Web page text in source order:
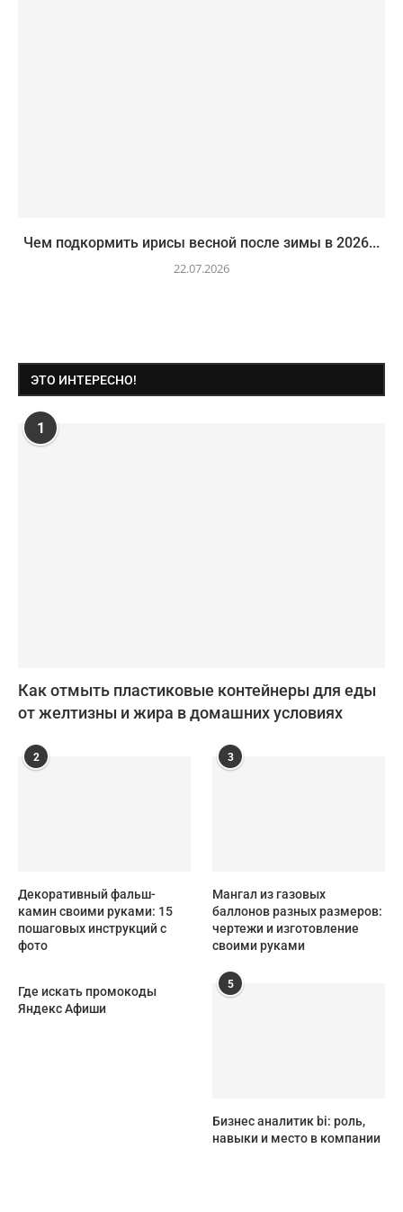
Чем подкормить ирисы весной после зимы в 2026...
22.07.2026
ЭТО ИНТЕРЕСНО!
1
Как отмыть пластиковые контейнеры для еды
от желтизны и жира в домашних условиях
2
Декоративный фальш-
камин своими руками: 15
пошаговых инструкций с
фото
3
Мангал из газовых
баллонов разных размеров:
чертежи и изготовление
своими руками
Где искать промокоды
Яндекс Афиши
5
Бизнес аналитик bi: роль,
навыки и место в компании